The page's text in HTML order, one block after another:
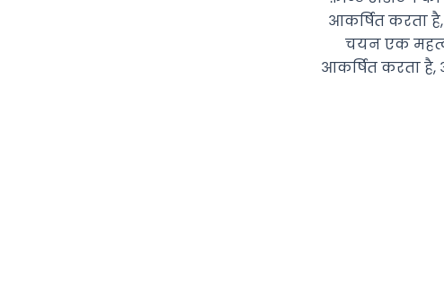
आकर्षित करता
चयन एक
आकर्षित करता